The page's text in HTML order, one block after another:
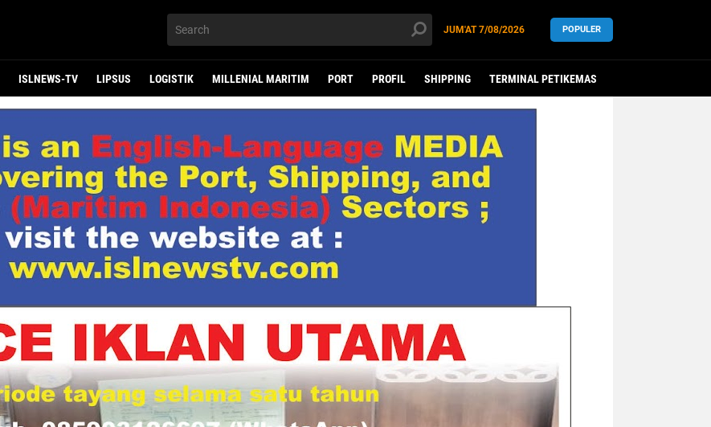
JUM'AT7/08/2026 POPULER
ISLNEWS-TV LIPSUS LOGISTIK MILLENIAL MARITIM PORT PROFIL SHIPPING TERMINAL PETIKEMAS